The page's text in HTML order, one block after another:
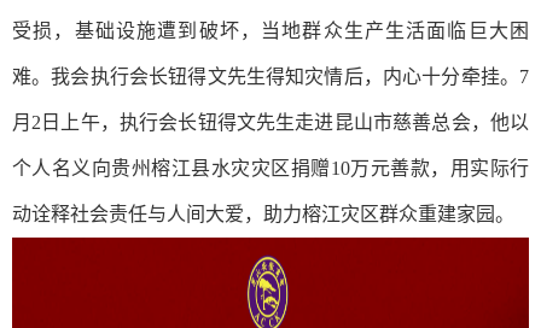
受损，基础设施遭到破坏，当地群众生产生活面临巨大困
难。我会执行会长钮得文先生得知灾情后，内心十分牵挂。7
月2日上午，执行会长钮得文先生走进昆山市慈善总会，他以
个人名义向贵州榕江县水灾灾区捐赠10万元善款，用实际行
动诠释社会责任与人间大爱，助力榕江灾区群众重建家园。